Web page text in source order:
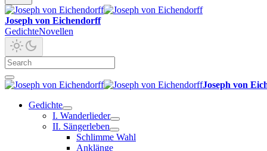
Joseph von Eichendorff
GedichteNovellen
Joseph von
Gedichte
I. Wanderlieder
II. Sängerleben
Schlimme Wahl
Anklänge